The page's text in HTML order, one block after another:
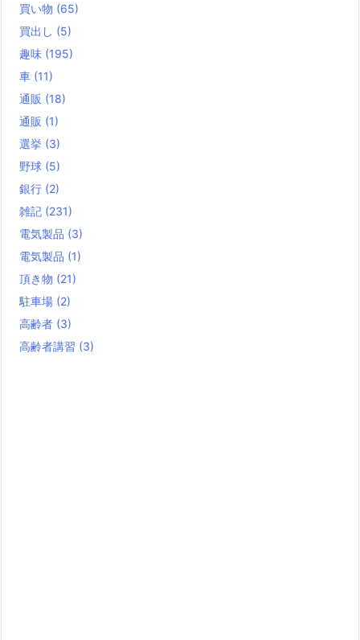
買い物 (65)
買出し (5)
趣味 (195)
車 (11)
通販 (18)
通販 (1)
選挙 (3)
野球 (5)
銀行 (2)
雑記 (231)
電気製品 (3)
電気製品 (1)
頂き物 (21)
駐車場 (2)
高齢者 (3)
高齢者講習 (3)